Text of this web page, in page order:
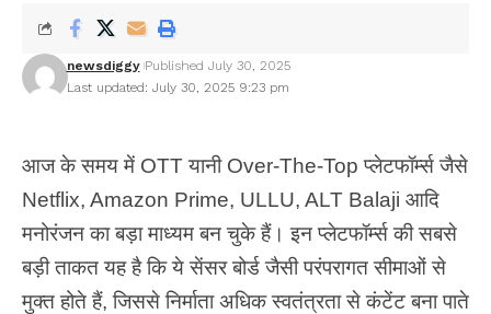
Last updated: July 30, 2025 9:23 pm
newsdiggy Published July 30, 2025
आज के समय में OTT यानी Over-The-Top प्लेटफॉर्म्स जैसे
Netflix, Amazon Prime, ULLU, ALT Balaji आदि
मनोरंजन का बड़ा माध्यम बन चुके हैं। इन प्लेटफॉर्म्स की सबसे
बड़ी ताकत यह है कि ये सेंसर बोर्ड जैसी परंपरागत सीमाओं से
मुक्त होते हैं, जिससे निर्माता अधिक स्वतंत्रता से कंटेंट बना पाते